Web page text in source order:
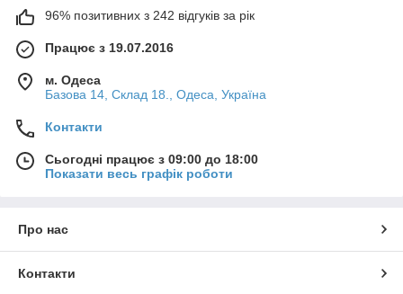
96% позитивних з 242 відгуків за рік
Працює з 19.07.2016
м. Одеса
Базова 14, Склад 18., Одеса, Україна
Контакти
Сьогодні працює з 09:00 до 18:00
Показати весь графік роботи
Про нас
Контакти